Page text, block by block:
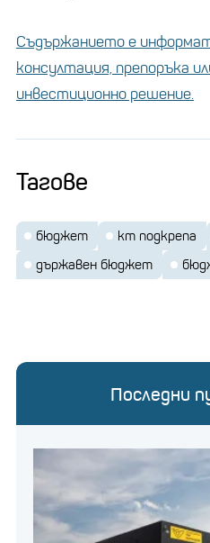
Съдържанието е
консултация, препоръка
инвестиционно решение.
Тагове
бюджет кт подкрепа
държавен бюджет
Последни